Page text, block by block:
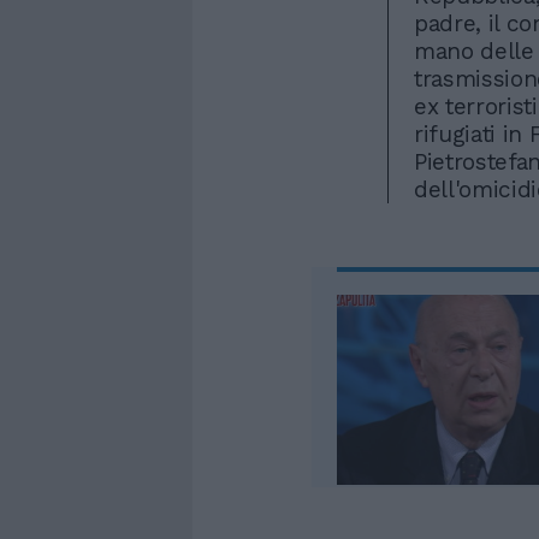
padre, il
mano
ex
rifugiati in